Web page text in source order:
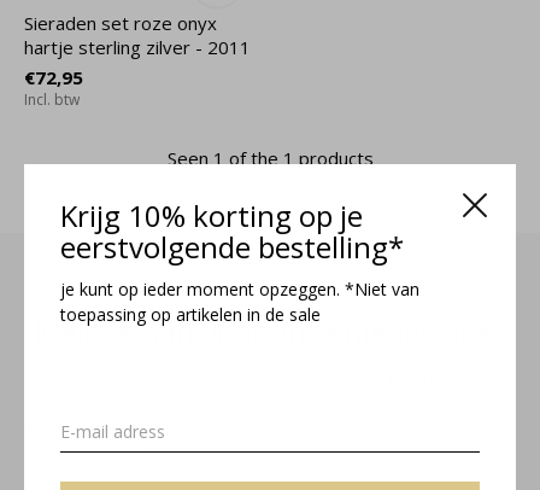
Krijg 10% korting op je
eerstvolgende bestelling*
je kunt op ieder moment opzeggen. *Niet van
toepassing op artikelen in de sale
Sieraden set roze onyx
hartje sterling zilver - 2011
€72,95
Incl. btw
Seen 1 of the 1 products
Meld je aan voor onze nieuwsbrief
MELD JE AAN